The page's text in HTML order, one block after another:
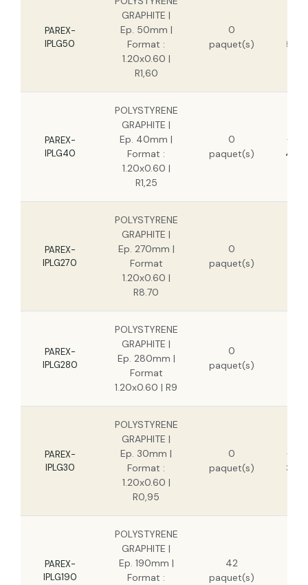
PAREX-
IPLG50
GRAPHITE |
Ep. 50mm |
Format :
1.20x0.60 |
R1,60
0
paquet(s)
PAREX-
IPLG40
POLYSTYRENE
GRAPHITE |
Ep. 40mm |
Format :
1.20x0.60 |
R1,25
0
paquet(s)
PAREX-
IPLG270
POLYSTYRENE
GRAPHITE |
Ep. 270mm |
Format
1.20x0.60 |
R8.70
0
paquet(s)
PAREX-
IPLG280
POLYSTYRENE
GRAPHITE |
Ep. 280mm |
Format
1.20x0.60 | R9
0
paquet(s)
PAREX-
IPLG30
POLYSTYRENE
GRAPHITE |
Ep. 30mm |
Format :
1.20x0.60 |
R0,95
0
paquet(s)
PAREX-
IPLG190
POLYSTYRENE
GRAPHITE |
Ep. 190mm |
Format :
42
paquet(s)